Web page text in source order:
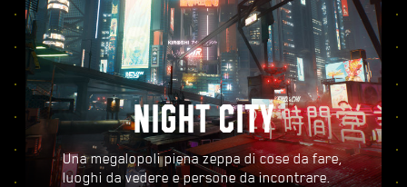
NIGHT CITY
Una megalopoli piena zeppa di cose da fare,
luoghi da vedere e persone da incontrare.